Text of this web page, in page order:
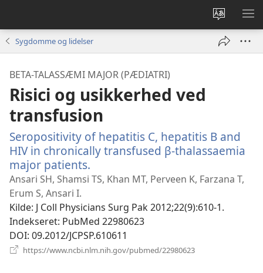
Vælg
sprog
VIS
Sygdomme og lidelser
BETA-TALASSÆMI MAJOR (PÆDIATRI)
Risici og usikkerhed ved
transfusion
Seropositivity of hepatitis C, hepatitis B and
HIV in chronically transfused β-thalassaemia
major patients.
nyt
Ansari SH, Shamsi TS, Khan MT, Perveen K, Farzana T,
Erum S, Ansari I.
Kilde‎: J Coll Physicians Surg Pak 2012;22(9):610-1.
Indekseret‎: PubMed 22980623
DOI‎: 09.2012/JCPSP.610611
https://www.ncbi.nlm.nih.gov/pubmed/22980623